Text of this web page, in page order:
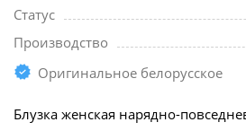
Статус
Производство
Оригинальное белорусское
Блузка женская нарядно-